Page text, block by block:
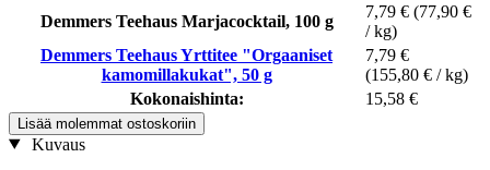
Demmers Teehaus Marjacocktail, 100 g
7,79 € (77,90 €
/ kg)
Demmers Teehaus Yrttitee "Orgaaniset
kamomillakukat", 50 g
7,79 €
(155,80 € / kg)
Kokonaishinta:
15,58 €
Lisää molemmat ostoskoriin
Kuvaus